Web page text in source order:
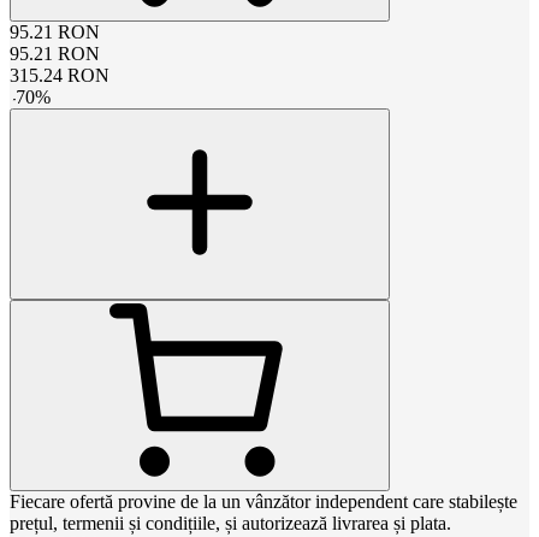
95.21 RON
95.21 RON
315.24 RON
-70%
Fiecare ofertă provine de la un vânzător independent care stabilește
prețul, termenii și condițiile, și autorizează livrarea și plata.